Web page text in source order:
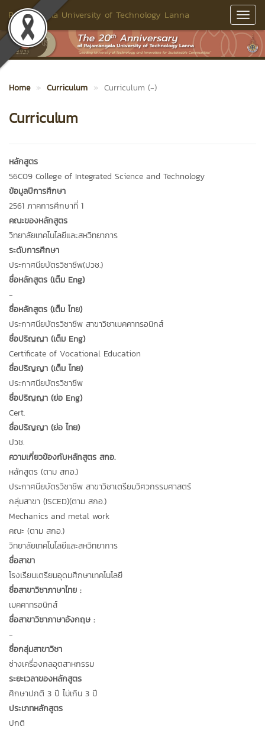
Rajamangala University of Technology Lanna
Home Curriculum Curriculum (-)
Curriculum
หลักสูตร
56C09 College of Integrated Science and Technology
ข้อมูลปีการศึกษา
2561 ภาคการศึกษาที่ 1
คณะของหลักสูตร
วิทยาลัยเทคโนโลยีและสหวิทยาการ
ระดับการศึกษา
ประกาศนียบัตรวิชาชีพ(ปวช.)
ชื่อหลักสูตร (เต็ม Eng)
-
ชื่อหลักสูตร (เต็ม ไทย)
ประกาศนียบัตรวิชาชีพ สาขาวิชาเมคคาทรอนิกส์
ชื่อปริญญา (เต็ม Eng)
Certificate of Vocational Education
ชื่อปริญญา (เต็ม ไทย)
ประกาศนียบัตรวิชาชีพ
ชื่อปริญญา (ย่อ Eng)
Cert.
ชื่อปริญญา (ย่อ ไทย)
ปวช.
ความเกี่ยวข้องกับหลักสูตร สกอ.
หลักสูตร (ตาม สกอ.)
ประกาศนียบัตรวิชาชีพ สาขาวิชาเตรียมวิศวกรรมศาสตร์
กลุ่มสาขา (ISCED)(ตาม สกอ.)
Mechanics and metal work
คณะ (ตาม สกอ.)
วิทยาลัยเทคโนโลยีและสหวิทยาการ
ชื่อสาขา
โรงเรียนเตรียมอุดมศึกษาเทคโนโลยี
ชื่อสาขาวิชาภาษาไทย :
เมคคาทรอนิกส์
ชื่อสาขาวิชาภาษาอังกฤษ :
-
ชื่อกลุ่มสาขาวิชา
ช่างเครื่องกลอุตสาหกรรม
ระยะเวลาของหลักสูตร
ศึกษาปกติ 3 ปี ไม่เกิน 3 ปี
ประเภทหลักสูตร
ปกติ